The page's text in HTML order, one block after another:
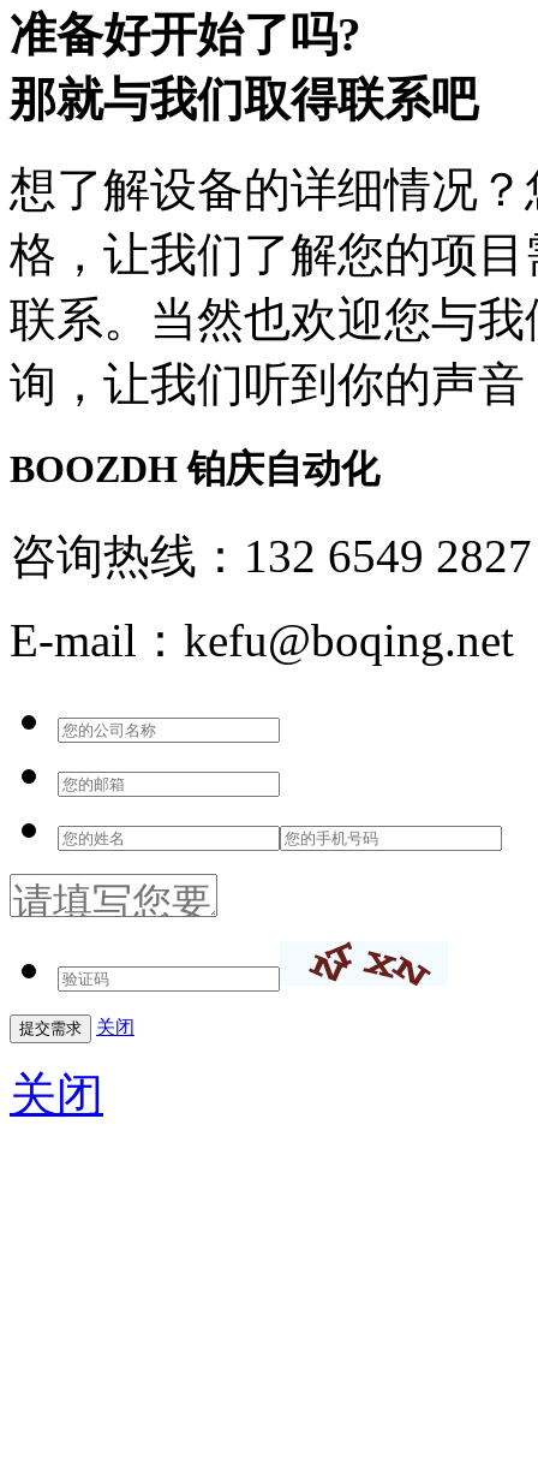
准备好开始了吗?
那就与我们取得联系吧
想了解设备的详细情况
格，让我们了解您的项
联系。当然也欢迎您与
询，让我们听到你的声音
BOOZDH铂庆自动化
咨询热线：132 6549 2827
E-mail：kefu@boqing.net
关闭
关闭